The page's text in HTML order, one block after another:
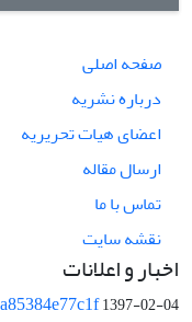
صفحه اصلی
درباره نشریه
اعضای هیات تحریریه
ارسال مقاله
تماس با ما
نقشه سایت
اخبار و اعلانات
1397-02-04